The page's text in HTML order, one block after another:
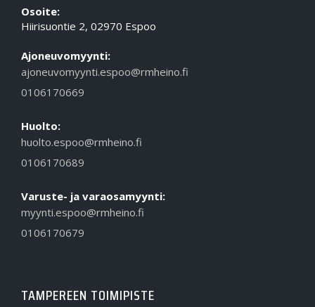
Osoite:
Hiirisuontie 2, 02970 Espoo
Ajoneuvomyynti:
ajoneuvomyynti.espoo@rmheino.fi
0106170669
Huolto:
huolto.espoo@rmheino.fi
0106170689
Varuste- ja varaosamyynti:
myynti.espoo@rmheino.fi
0106170679
TAMPEREEN TOIMIPISTE